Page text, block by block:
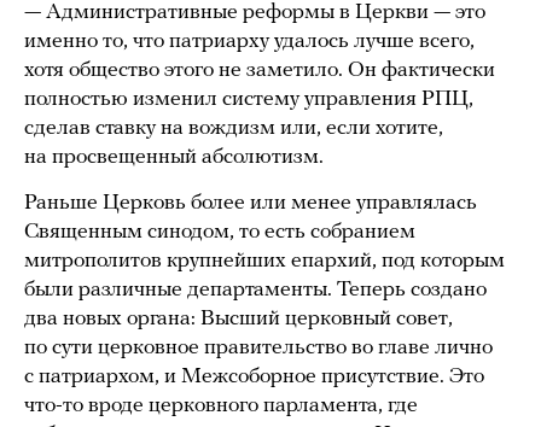
— Административные реформы в Церкви — это
именно то, что патриарху удалось лучше всего,
хотя общество этого не заметило. Он фактически
полностью изменил систему управления РПЦ,
сделав ставку на вождизм или, если хотите,
на просвещенный абсолютизм.
Раньше Церковь более или менее управлялась
Священным синодом, то есть собранием
митрополитов крупнейших епархий, под которым
были различные департаменты. Теперь создано
два новых органа: Высший церковный совет,
по сути церковное правительство во главе лично
с патриархом, и Межсоборное присутствие. Это
что-то вроде церковного парламента, где